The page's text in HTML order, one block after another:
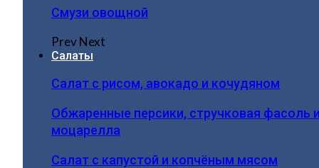
Смузи овощной
PrevNext
Салаты
Салат с рисом, авокадо и кочудяном
Обжаренные персики, стручковая фасоль
моцарелла
Салат с капустой и копчёным мясом